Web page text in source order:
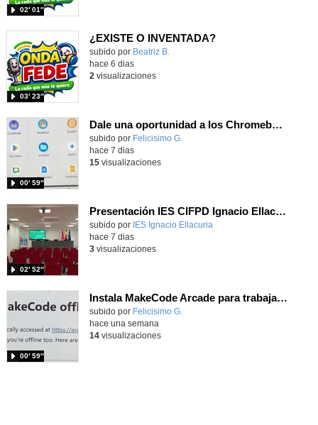
02′ 01″
¿EXISTE O INVENTADA?
Contenido educativo.
subido por Beatriz B.
03′ 23″
hace 6 dias
2 visualizaciones
Dale una oportunidad a los Chromebooks y utiliza un proyector para realizar talleres si no tienes pantallas táctiles
Contenido educativo.
subido por Felicisimo G.
00′ 59″
hace 7 dias
15visualizaciones
Presentación IES CIFPD Ignacio Ellacuría
Contenido educativo.
subido por IES Ignacio Ellacuria
02′ 52″
hace 7 dias
3visualizaciones
Instala MakeCode Arcade para trabajar offline en tu tablet, ordenador, Chromebook
Contenido educativo.
subido por Felicisimo G.
00′ 59″
hace una semana
14visualizaciones